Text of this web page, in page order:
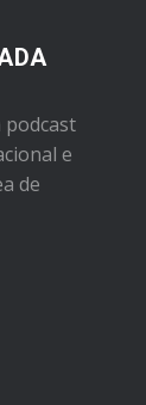
podcast
e
de